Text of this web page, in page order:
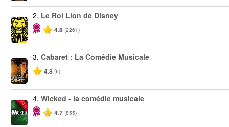
2. Le Roi Lion de Disney
4.8 (2261)
3. Cabaret : La Comédie Musicale
4.8 (6)
-50%
4. Wicked - la comédie musicale
4.7 (855)